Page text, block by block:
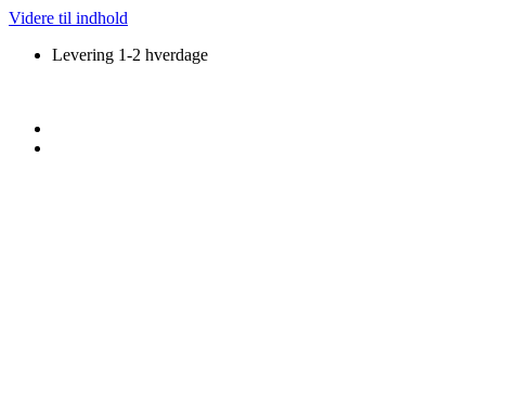
Videre til indhold
Levering 1-2 hverdage